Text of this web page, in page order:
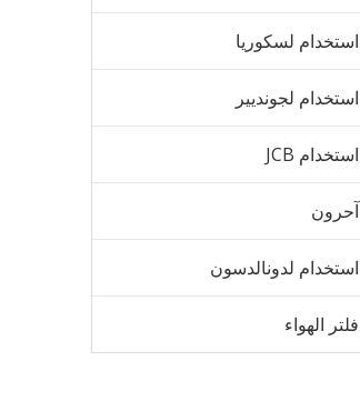
استخدام لسكوريا
استخدام لجونديير
استخدام JCB
آحرون
استخدام لدونالدسون
فلتر الهواء